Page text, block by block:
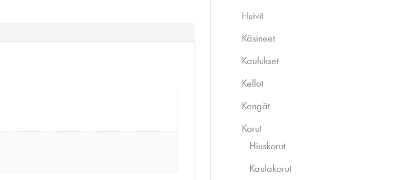
Huivit
Käsineet
Kaulukset
Kellot
Kengät
Korut
Hiuskorut
Kaulakorut